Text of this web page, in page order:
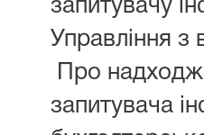
запитувачу
Управління з
Про
запитувача